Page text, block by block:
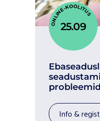
info &
ONLINE-KOOLITUS
25.09